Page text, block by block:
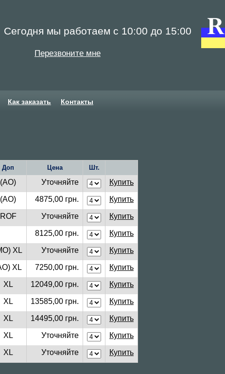
Сегодня мы работаем с 10:00 до 15:00
Перезвоните мне
Как заказать Контакты
Доп Цена Шт.
(AO) Уточняйте Купить
(AO) 4875,00 грн. Купить
ROF Уточняйте Купить
8125,00 грн. Купить
XL Уточняйте Купить
XL 7250,00 грн. Купить
XL 12049,00 грн. Купить
XL 13585,00 грн. Купить
XL 14495,00 грн. Купить
XL Уточняйте Купить
XL Уточняйте Купить